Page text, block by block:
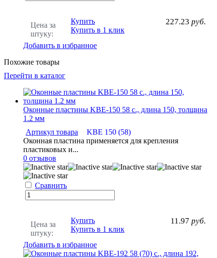
Цена за
штуку:
227.23 руб.
Купить
Купить в 1 клик
Добавить в избранное
Похожие товары
Перейти в каталог
Оконные пластины KBE-150 58 с., длина 150, толщина
1.2 мм
Артикул товара
KBE 150 (58)
Оконная пластина применяется для крепления
пластиковых и...
0 отзывов
Сравнить
Цена за
штуку:
11.97 руб.
Купить
Купить в 1 клик
Добавить в избранное